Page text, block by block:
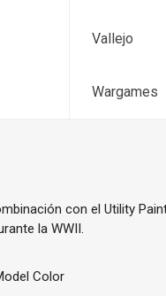
Vallejo
Wargames
con el Utility
la WWII.
Color